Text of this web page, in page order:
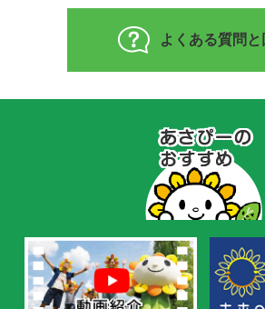
よくある質問と
の
お
す
め